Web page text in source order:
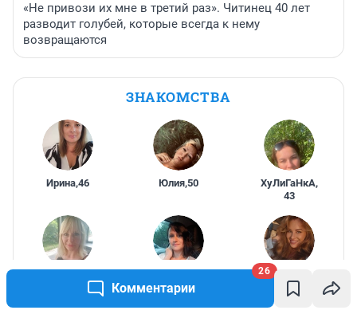
Комментарии
26
«Не привози их мне в третий раз». Читинец 40 лет
разводит голубей, которые всегда к нему
возвращаются
ЗНАКОМСТВА
Ирина,46 Юлия,50 ХуЛиГаНкА,
43
40 Анастасия
29